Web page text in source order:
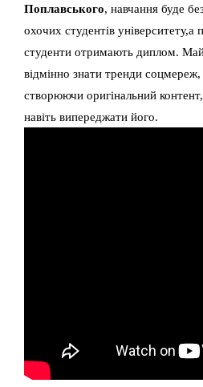
Поплавського, навчання буде
охочих студентів
студенти отримають диплом.
відмінно знати тренди соцмереж,
створюючи оригінальний
навіть випереджати його.